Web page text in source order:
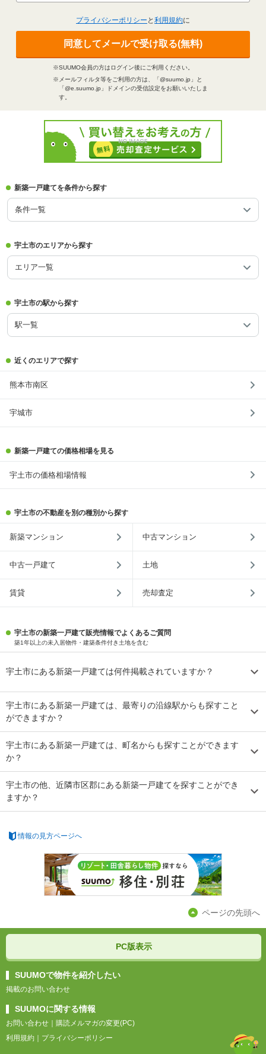
プライバシーポリシー と 利用規約に
同意してメールで受け取る(無料)
※SUUMO会員の方はログイン後にご利用ください。
※メールフィルタ等をご利用の方は、「@suumo.jp」と
「@e.suumo.jp」ドメインの受信設定をお願いいたしま
す。
新築一戸建てを条件から探す
条件一覧
宇土市のエリアから探す
エリア一覧
宇土市の駅から探す
駅一覧
近くのエリアで探す
熊本市南区
宇城市
新築一戸建ての価格相場を見る
宇土市の価格相場情報
宇土市の不動産を別の種別から探す
新築マンション 中古マンション
中古一戸建て 土地
賃貸 売却査定
宇土市の新築一戸建て販売情報でよくあるご質問
築1年以上の未入居物件・建築条件付き土地を含む
宇土市にある新築一戸建ては何件掲載されていますか？
宇土市にある新築一戸建ては、最寄りの沿線駅からも探すこと
ができますか？
宇土市にある新築一戸建ては、町名からも探すことができます
か？
宇土市の他、近隣市区郡にある新築一戸建てを探すことができ
ますか？
情報の見方ページへ
ページの先頭へ
PC版表示
SUUMOで物件を紹介したい
掲載のお問い合わせ
SUUMOに関する情報
お問い合わせ ｜ 購読メルマガの変更(PC)
利用規約 ｜ プライバシーポリシー